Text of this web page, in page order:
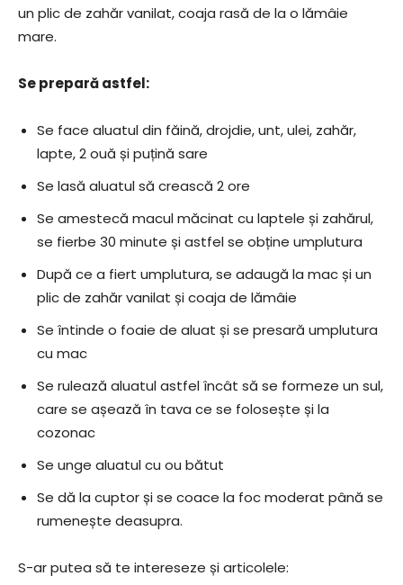
un plic de zahăr vanilat, coaja rasă de la o lămâie
mare.
Se prepară astfel:
Se face aluatul din făină, drojdie, unt, ulei, zahăr,
lapte, 2 ouă și puțină sare
Se lasă aluatul să crească 2 ore
Se amestecă macul măcinat cu laptele și zahărul,
se fierbe 30 minute și astfel se obține umplutura
După ce a fiert umplutura, se adaugă la mac și un
plic de zahăr vanilat și coaja de lămâie
Se întinde o foaie de aluat și se presară umplutura
cu mac
Se rulează aluatul astfel încât să se formeze un sul,
care se așează în tava ce se folosește și la
cozonac
Se unge aluatul cu ou bătut
Se dă la cuptor și se coace la foc moderat până se
rumenește deasupra.
S-ar putea să te intereseze și articolele: